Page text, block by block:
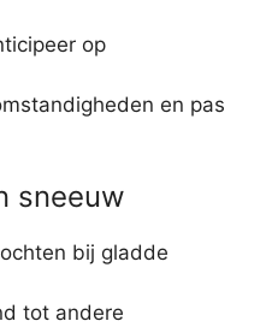
op
en pas
sneeuw
bij gladde
tot andere